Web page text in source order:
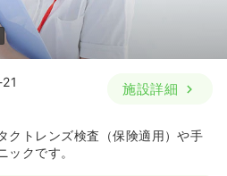
施設詳細
クトレンズ検査（保険適用）や手
クです。